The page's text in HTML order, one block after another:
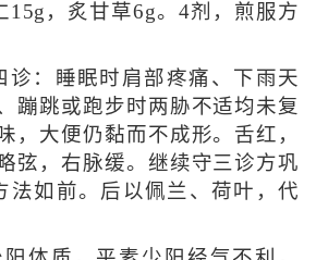
15g，炙甘草6g。4剂，煎服方
诊：睡眠时肩部疼痛、下雨天
蹦跳或跑步时两胁不适均未复
，大便仍黏而不成形。舌红，
弦，右脉缓。继续守三诊方巩
法如前。后以佩兰、荷叶，代